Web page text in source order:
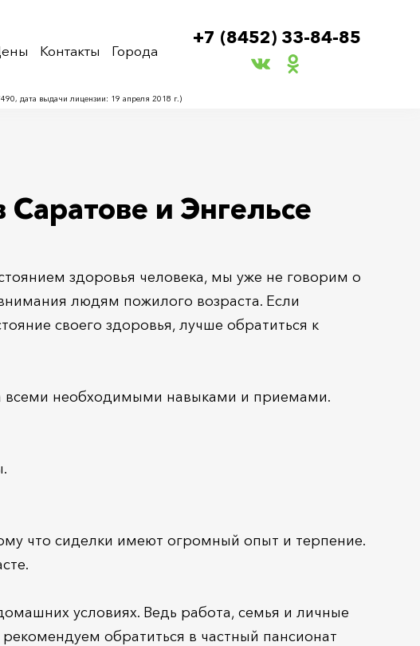
Контакты Города
+7 (8452) 33-84-85
дата выдачи лицензии: 19 апреля 2018 г.)
и Энгельсе
здоровья человека, мы уже не говорим о
людям пожилого возраста. Если
своего здоровья, лучше обратиться к
всеми необходимыми навыками и приемами.
что сиделки имеют огромный опыт и терпение.
условиях. Ведь работа, семья и личные
обратиться в частный пансионат